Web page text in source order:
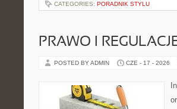
CATEGORIES: PORADNIK STYLU
PRAWO I
POSTED BY ADMIN CZE - 17 - 2026